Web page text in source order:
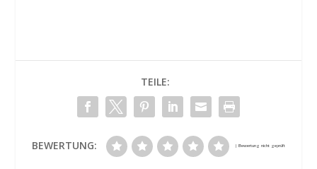
TEILE:
BEWERTUNG: